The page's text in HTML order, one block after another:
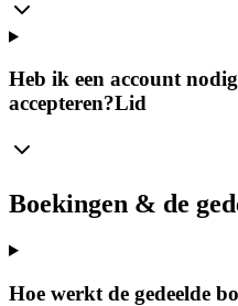
Heb ik een account
accepteren?Lid
Boekingen & de
Hoe werkt de gedeelde